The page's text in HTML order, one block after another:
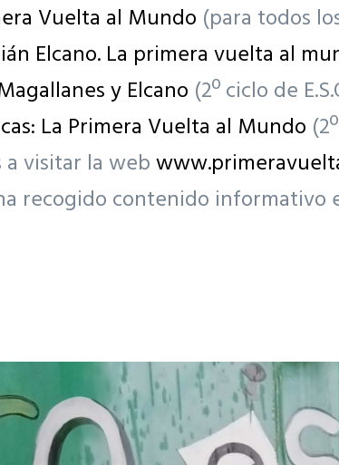
Vuelta al Mundo (para todos
Elcano. La primera vuelta al
y Elcano (2º ciclo de
La Primera Vuelta al Mundo
a visitar la web
recogido contenido